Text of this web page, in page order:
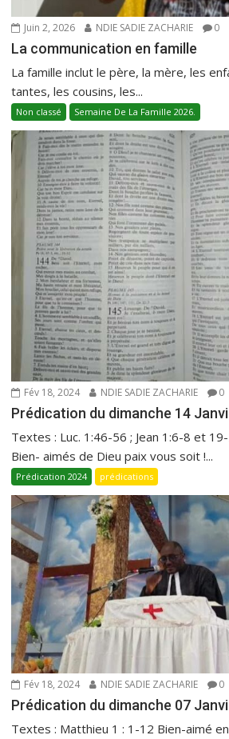
Juin 2, 2026 NDIE SADIE ZACHARIE 0
La communication en famille
La famille inclut le père, la mère, les
tantes, les cousins, les...
Non classé Semaine De La Famille 2026.
Fév 18, 2024 NDIE SADIE ZACHARIE 0
Prédication du dimanche 14
Textes : Luc. 1:46-56 ; Jean 1:6-8 et
Bien- aimés de Dieu paix vous soit !...
Prédication 2024 prédications
Fév 18, 2024 NDIE SADIE ZACHARIE 0
Prédication du dimanche 07
Textes : Matthieu 1 : 1-12 Bien-aimé